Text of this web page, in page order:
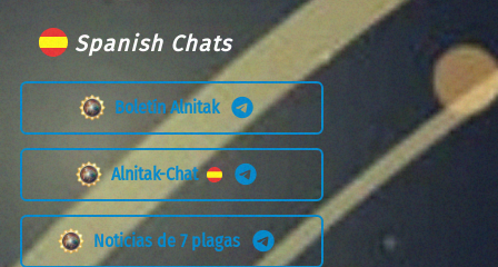
Spanish Chats
Boletín Alnitak
Alnitak-Chat
Noticias de 7 plagas